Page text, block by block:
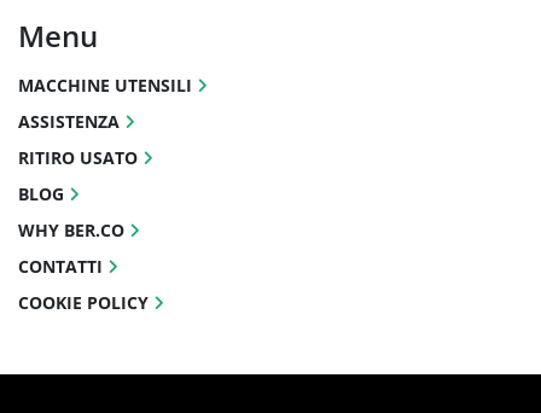
Menu
MACCHINE UTENSILI
ASSISTENZA
RITIRO USATO
BLOG
WHY BER.CO
CONTATTI
COOKIE POLICY